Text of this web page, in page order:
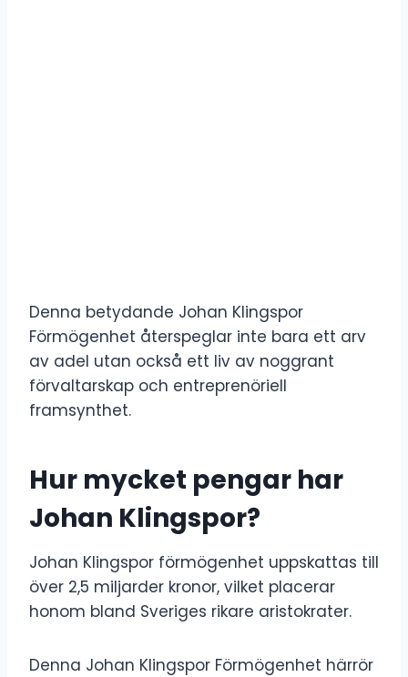
Denna betydande Johan Klingspor
Förmögenhet återspeglar inte bara ett arv
av adel utan också ett liv av noggrant
förvaltarskap och entreprenöriell
framsynthet.
Hur mycket pengar har
Johan Klingspor?
Johan Klingspor förmögenhet uppskattas till
över 2,5 miljarder kronor, vilket placerar
honom bland Sveriges rikare aristokrater.
Denna Johan Klingspor Förmögenhet härrör